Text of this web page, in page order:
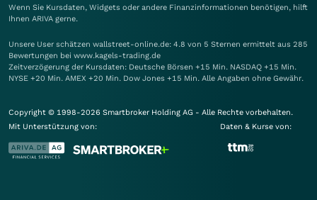
Wenn Sie Kursdaten, Widgets oder andere Finanzinformationen benötigen, hilft
Ihnen ARIVA gerne.
Unsere User schätzen wallstreet-online.de: 4.8 von 5 Sternen ermittelt aus 285
Bewertungen bei www.kagels-trading.de
Zeitverzögerung der Kursdaten: Deutsche Börsen +15 Min. NASDAQ +15 Min.
NYSE +20 Min. AMEX +20 Min. Dow Jones +15 Min. Alle Angaben ohne Gewähr.
Copyright © 1998-2026 Smartbroker Holding AG - Alle Rechte vorbehalten.
Mit Unterstützung von:
Daten & Kurse von: